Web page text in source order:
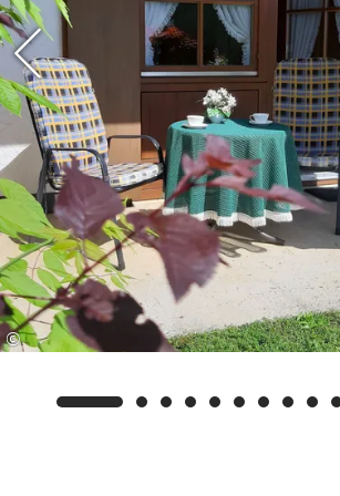
Doppelbett im Schlafzimmer.
Das Bad ist Dusche und WC
italienischem Marmor gefliest – ein
Highlight, dass Wertigkeit und
bedeutet.
Kein heißes Auto im Sommer –
im Winter: Parken Sie Ihr Auto
geschützt auf dem eigenen
Abstellbereich für Fahrräder oder
©